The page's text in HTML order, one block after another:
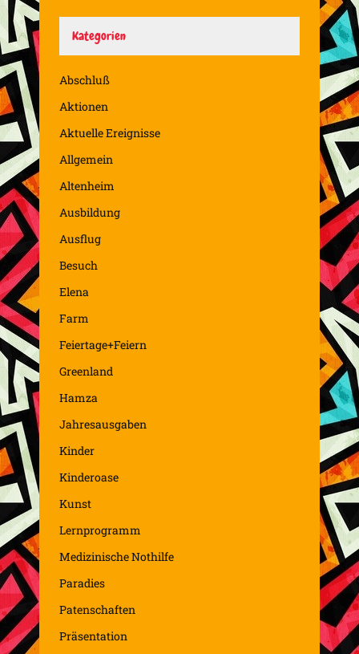
Kategorien
Abschluß
Aktionen
Aktuelle Ereignisse
Allgemein
Altenheim
Ausbildung
Ausflug
Besuch
Elena
Farm
Feiertage+Feiern
Greenland
Hamza
Jahresausgaben
Kinder
Kinderoase
Kunst
Lernprogramm
Medizinische Nothilfe
Paradies
Patenschaften
Präsentation